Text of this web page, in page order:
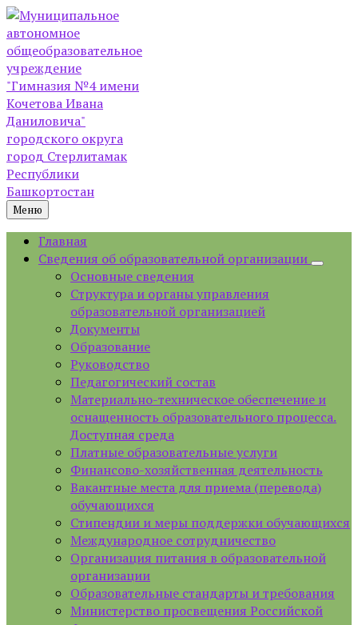
Skip
to
content
Skip
to
left
sidebar
Skip
to
footer
Меню
Главная
Сведения об образовательной организации
Основные сведения
Структура и органы управления
образовательной организацией
Документы
Образование
Руководство
Педагогический состав
Материально-техническое обеспечение и
оснащенность образовательного процесса.
Доступная среда
Платные образовательные услуги
Финансово-хозяйственная деятельность
Вакантные места для приема (перевода)
обучающихся
Стипендии и меры поддержки обучающихся
Международное сотрудничество
Организация питания в образовательной
организации
Образовательные стандарты и требования
Министерство просвещения Российской